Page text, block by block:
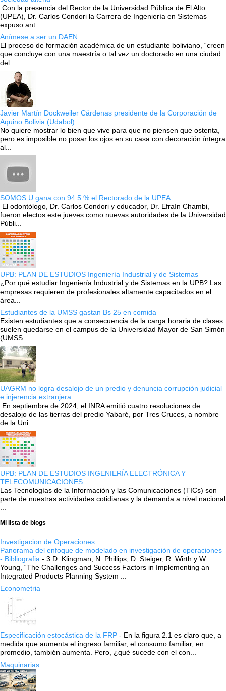
Con la presencia del Rector de la Universidad Pública de El Alto
(UPEA), Dr. Carlos Condori la Carrera de Ingeniería en Sistemas
expuso ant...
Anímese a ser un DAEN
El proceso de formación académica de un estudiante boliviano, “creen
que concluye con una maestría o tal vez un doctorado en una ciudad
del ...
Javier Martín Dockweiler Cárdenas presidente de la Corporación de
Aquino Bolivia (Udabol)
No quiere mostrar lo bien que vive para que no piensen que ostenta,
pero es imposible no posar los ojos en su casa con decoración íntegra
al...
SOMOS U gana con 94.5 % el Rectorado de la UPEA
El odontólogo, Dr. Carlos Condori y educador, Dr. Efraín Chambi,
fueron electos este jueves como nuevas autoridades de la Universidad
Públi...
UPB: PLAN DE ESTUDIOS Ingeniería Industrial y de Sistemas
¿Por qué estudiar Ingeniería Industrial y de Sistemas en la UPB? Las
empresas requieren de profesionales altamente capacitados en el
área...
Estudiantes de la UMSS gastan Bs 25 en comida
Existen estudiantes que a consecuencia de la carga horaria de clases
suelen quedarse en el campus de la Universidad Mayor de San Simón
(UMSS...
UAGRM no logra desalojo de un predio y denuncia corrupción judicial
e injerencia extranjera
En septiembre de 2024, el INRA emitió cuatro resoluciones de
desalojo de las tierras del predio Yabaré, por Tres Cruces, a nombre
de la Uni...
UPB: PLAN DE ESTUDIOS INGENIERÍA ELECTRÓNICA Y
TELECOMUNICACIONES
Las Tecnologías de la Información y las Comunicaciones (TICs) son
parte de nuestras actividades cotidianas y la demanda a nivel nacional
Mi lista de blogs
Investigacion de Operaciones
Panorama del enfoque de modelado en investigación de operaciones
- Bibliografia - 3 D. Klingman, N. Phillips, D. Steiger, R. Wirth y W.
Young, “The Challenges and Success Factors in Implementing an
Integrated Products Planning System ...
Econometria
Especificación estocástica de la FRP - En la figura 2.1 es claro que, a
medida que aumenta el ingreso familiar, el consumo familiar, en
promedio, también aumenta. Pero, ¿qué sucede con el con...
Maquinarias